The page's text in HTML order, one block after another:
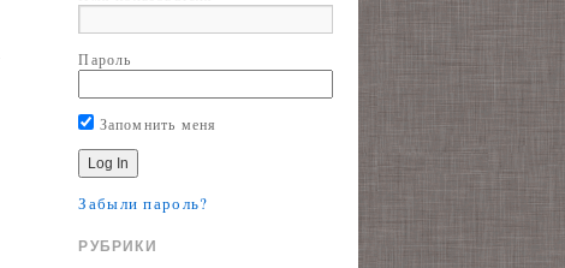
Пароль
Запомнить меня
Забыли пароль?
РУБРИКИ